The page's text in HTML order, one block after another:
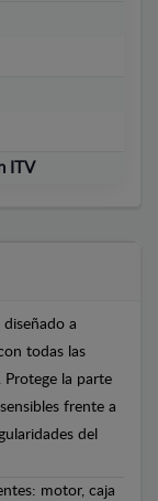
ITV
a
todas las
la parte
frente a
del
motor, caja